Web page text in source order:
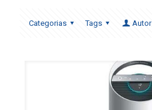
Categorias Tags Autor